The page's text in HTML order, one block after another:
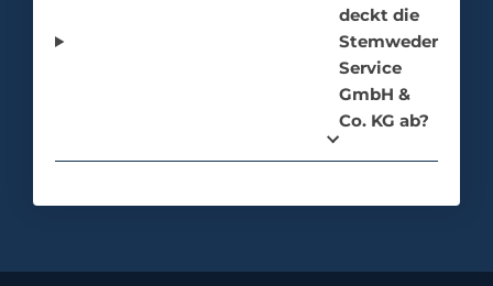
deckt die
Stemweder
Service
GmbH &
Co. KG ab?